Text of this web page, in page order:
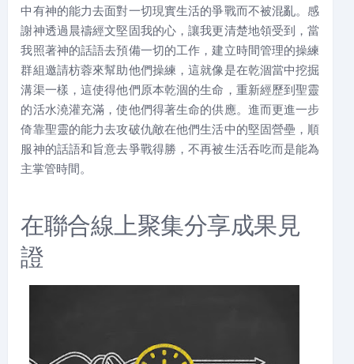
中有神的能力去面對一切現實生活的爭戰而不被混亂。感
謝神透過晨禱經文堅固我的心，讓我更清楚地領受到，當
我照著神的話語去預備一切的工作，建立時間管理的操練
群組邀請枋蓉來幫助他們操練，這就像是在乾涸當中挖掘
溝渠一樣，這使得他們原本乾涸的生命，重新經歷到聖靈
的活水澆灌充滿，使他們得著生命的供應。進而更進一步
倚靠聖靈的能力去攻破仇敵在他們生活中的堅固營壘，順
服神的話語和旨意去爭戰得勝，不再被生活吞吃而是能為
主掌管時間。
在聯合線上聚集分享成果見
證